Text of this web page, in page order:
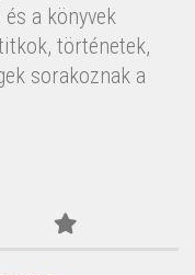
a könyvek
történetek,
sorakoznak a